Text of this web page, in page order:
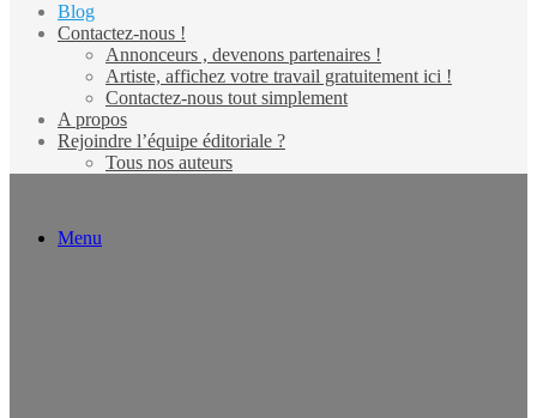
Blog
Contactez-nous !
Annonceurs , devenons partenaires !
Artiste, affichez votre travail gratuitement ici !
Contactez-nous tout simplement
A propos
Rejoindre l’équipe éditoriale ?
Tous nos auteurs
Menu